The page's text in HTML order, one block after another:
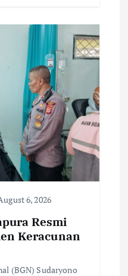
6, 2026
Resmi
Keracunan
(BGN) Sudaryono